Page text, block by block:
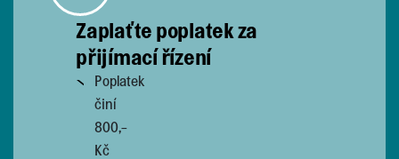
Zaplaťte poplatek za
přijímací řízení
Poplatek
činí
800,-
Kč